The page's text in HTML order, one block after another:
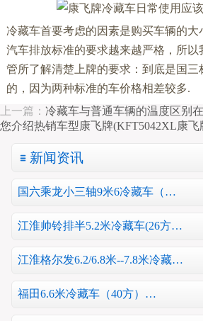
冷藏车首要考虑的因素是购买车辆的大
汽车排放标准的要求越来越严格，所以
管所了解清楚上牌的要求：到底是国三
的，因为两种标准的车价格相差较多.
上一篇： 冷藏车与普通车辆的温度区别
您介绍热销车型康飞牌(KFT5042XL康飞
新闻资讯
国六乘龙小三轴9米6冷藏车（…
江淮帅铃排半5.2米冷藏车(26方…
江淮格尔发6.2/6.8米--7.8米冷藏…
福田6.6米冷藏车（40方）…